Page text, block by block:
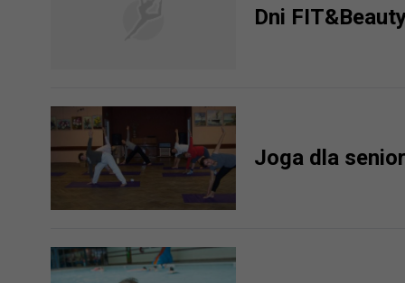
Joga dla
prawną dla pomiarów